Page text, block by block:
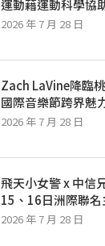
運動藉運動科學協
2026 年 7 月 28 日
Zach LaVine降臨
國際音樂節跨界魅
2026 年 7 月 28 日
飛天小女警 x 中
15、16日洲際聯名
2026 年 7 月 28 日